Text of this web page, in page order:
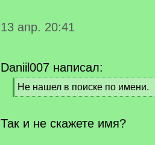
13 апр. 20:41
Daniil007 написал:
[
q
Не нашел в поиске по имени.
[
q
]
Так и не скажете имя?